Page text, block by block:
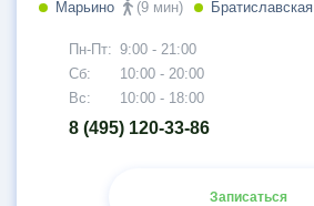
Марьино (9 мин) Братиславская
Пн-Пт: 9:00 - 21:00
Сб:
10:00 - 20:00
Вс:
10:00 - 18:00
8 (495) 120-33-86
Записаться